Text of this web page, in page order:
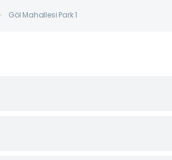
Göl Mahallesi Park 1